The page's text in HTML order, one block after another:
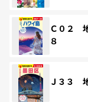
Ｃ０２
８
Ｊ３３